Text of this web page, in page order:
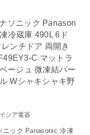
シア電器
ニック Panasonic 冷凍